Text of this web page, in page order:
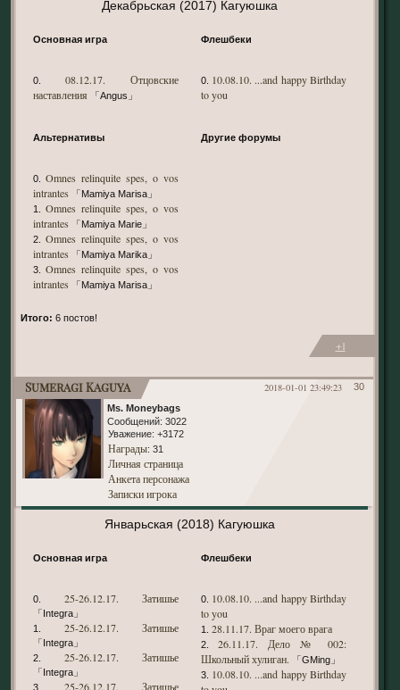
Декабрьская (2017) Кагуюшка
Основная игра Флешбеки
0.08.12.17. Отцовские
наставления 「Angus」
0.
10.08.10. ...and happy Birthday
to you
Альтернативы Другие форумы
0.Omnes relinquite spes, o vos
intrantes「Mamiya Marisa」
1.Omnes relinquite spes, o vos
intrantes「Mamiya Marie」
2.Omnes relinquite spes, o vos
intrantes「Mamiya Marika」
3.Omnes relinquite spes, o vos
intrantes「Mamiya Marisa」
Итого: 6 постов!
+1
30
2018-01-01 23:49:23
Sumeragi Kaguya
Ms. Moneybags
Сообщений: 3022
Уважение: +3172
Награды: 31
Личная страница
Анкета персонажа
Записки игрока
Январьская (2018) Кагуюшка
Основная игра Флешбеки
0. 25-26.12.17. Затишье
「Integra」
1. 25-26.12.17. Затишье
「Integra」
2. 25-26.12.17. Затишье
「Integra」
3. 25-26.12.17. Затишье
0.
10.08.10. ...and happy Birthday
to you
1. 28.11.17. Враг моего врага
2.26.11.17. Дело № 002:
Школьный хулиган. 「GMing」
3.
10.08.10. ...and happy Birthday